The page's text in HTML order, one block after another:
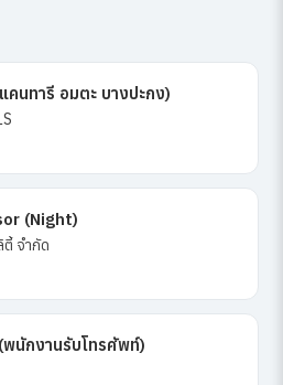
นทารี อมตะ บางปะกง)
(Night)
จำกัด
นักงานรับโทรศัพท์)